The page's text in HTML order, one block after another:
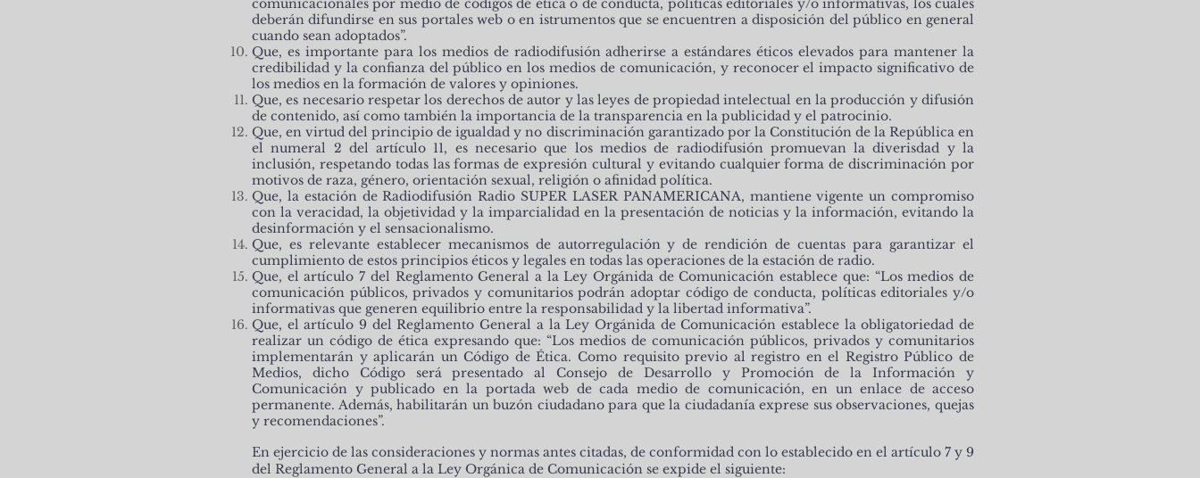
comunicacionales por medio de códigos de ética o de conducta, políticas editoriales y/o informativas, los cuales
deberán difundirse en sus portales web o en istrumentos que se encuentren a disposición del público en general
cuando sean adoptados”.
Que, es importante para los medios de radiodifusión adherirse a estándares éticos elevados para mantener la
credibilidad y la confianza del público en los medios de comunicación, y reconocer el impacto significativo de
los medios en la formación de valores y opiniones.
Que, es necesario respetar los derechos de autor y las leyes de propiedad intelectual en la producción y difusión
de contenido, así como también la importancia de la transparencia en la publicidad y el patrocinio.
Que, en virtud del principio de igualdad y no discriminación garantizado por la Constitución de la República en
el numeral 2 del artículo 11, es necesario que los medios de radiodifusión promuevan la diverisdad y la
inclusión, respetando todas las formas de expresión cultural y evitando cualquier forma de discriminación por
motivos de raza, género, orientación sexual, religión o afinidad política.
Que, la estación de Radiodifusión Radio SUPER LASER PANAMERICANA, mantiene vigente un compromiso
con la veracidad, la objetividad y la imparcialidad en la presentación de noticias y la información, evitando la
desinformación y el sensacionalismo.
Que, es relevante establecer mecanismos de autorregulación y de rendición de cuentas para garantizar el
cumplimiento de estos principios éticos y legales en todas las operaciones de la estación de radio.
Que, el artículo 7 del Reglamento General a la Ley Orgánida de Comunicación establece que: “Los medios de
comunicación públicos, privados y comunitarios podrán adoptar código de conducta, políticas editoriales y/o
informativas que generen equilibrio entre la responsabilidad y la libertad informativa”.
Que, el artículo 9 del Reglamento General a la Ley Orgánida de Comunicación establece la obligatoriedad de
realizar un código de ética expresando que: “Los medios de comunicación públicos, privados y comunitarios
implementarán y aplicarán un Código de Ética. Como requisito previo al registro en el Registro Público de
Medios, dicho Código será presentado al Consejo de Desarrollo y Promoción de la Información y
Comunicación y publicado en la portada web de cada medio de comunicación, en un enlace de acceso
permanente. Además, habilitarán un buzón ciudadano para que la ciudadanía exprese sus observaciones, quejas
y recomendaciones”.
En ejercicio de las consideraciones y normas antes citadas, de conformidad con lo establecido en el artículo 7 y 9
del Reglamento General a la Ley Orgánica de Comunicación se expide el siguiente: